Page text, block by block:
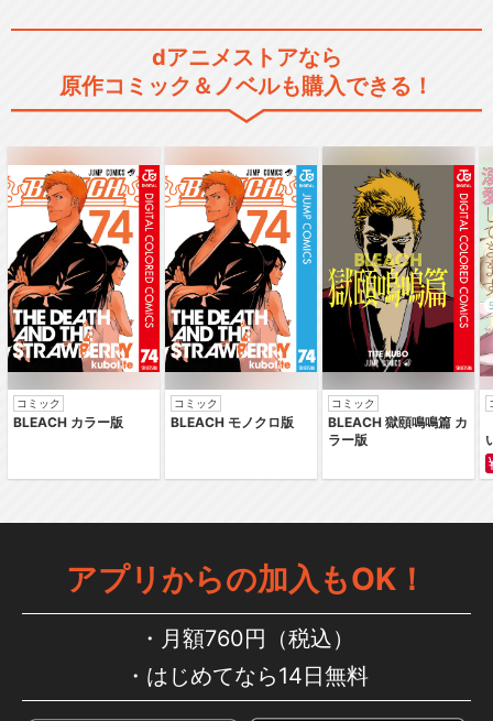
dアニメストアなら
原作コミック＆ノベルも購入できる！
コミック
BLEACH カラー版
コミック
BLEACH モノクロ版
コミック
BLEACH 獄頤鳴鳴篇 カ
ラー版
アプリからの加入もOK！
月額760円（税込）
はじめてなら14日無料